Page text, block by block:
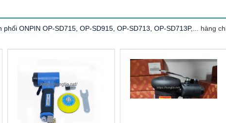
phối ONPIN OP-SD715, OP-SD915, OP-SD713, OP-SD713P,... hàng